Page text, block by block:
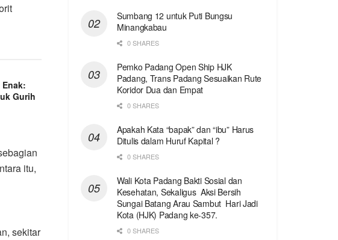
Gurih
itu,
sekitar
Sumbang 12 untuk Puti Bungsu
Minangkabau
0 SHARES
Pemko Padang Open Ship HJK
Padang, Trans Padang Sesuaikan Rute
Koridor Dua dan Empat
0 SHARES
Apakah Kata “bapak” dan “ibu” Harus
Ditulis dalam Huruf Kapital ?
0 SHARES
Wali Kota Padang Bakti Sosial dan
Kesehatan, Sekaligus Aksi Bersih
Sungai Batang Arau Sambut Hari Jadi
Kota (HJK) Padang ke-357.
0 SHARES